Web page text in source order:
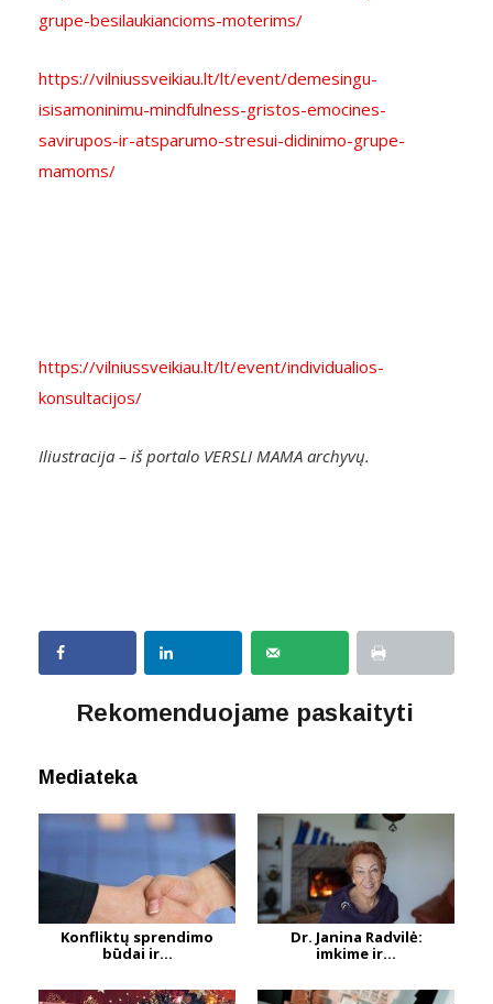
grupe-besilaukiancioms-moterims/
https://vilniussveikiau.lt/lt/event/demesingu-
isisamoninimu-mindfulness-gristos-emocines-
savirupos-ir-atsparumo-stresui-didinimo-grupe-
mamoms/
https://vilniussveikiau.lt/lt/event/individualios-
konsultacijos/
Iliustracija – iš portalo VERSLI MAMA archyvų.
Rekomenduojame paskaityti
Mediateka
Konfliktų sprendimo
būdai ir...
Dr. Janina Radvilė:
imkime ir...